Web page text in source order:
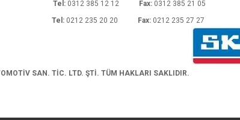
Ankara Tel: 0312 385 12 12 Fax: 0312 385 21 05
İstanbul Tel: 0212 235 20 20 Fax: 0212 235 27 27
SAN. TİC. LTD. ŞTİ. TÜM HAKLARI SAKLIDIR.